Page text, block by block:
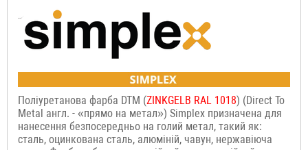
Поліуретанова фарба DTM (ZINKGELB RAL 1018) (Direct To
Metal англ. - «прямо на метал») Simplex призначена для
нанесення безпосередньо на голий метал, такий як:
сталь, оцинкована сталь, алюміній, чавун, нержавіюча